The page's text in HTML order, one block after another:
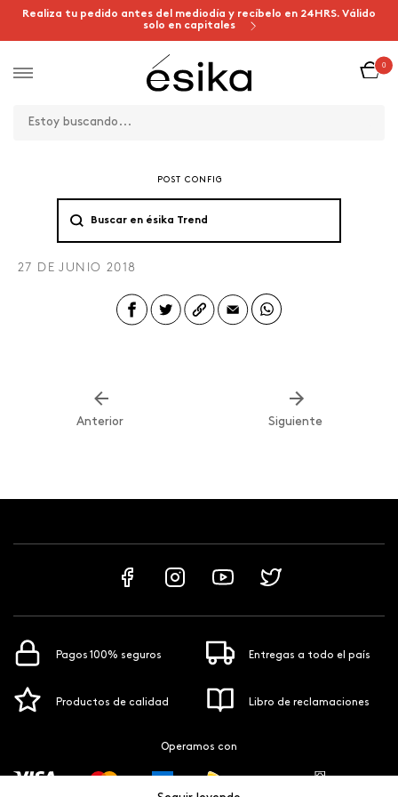
Realiza tu pedido antes del mediodía y recíbelo en 24HRS. Válido
solo en capitales
0
POST CONFIG
27 DE JUNIO 2018
Anterior Siguiente
Pagos 100% seguros Entregas a todo el país
Productos de calidad Libro de reclamaciones
Operamos con